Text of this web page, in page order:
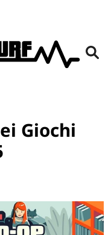
Giochi